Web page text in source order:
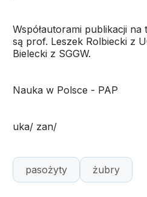
Współautorami publikacji
są prof. Leszek Rolbiecki z
Bielecki z SGGW.
Nauka w Polsce - PAP
uka/ zan/
pasożyty żubry